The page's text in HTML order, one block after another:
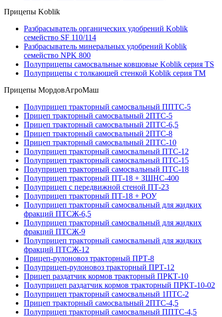
Прицепы Koblik
Разбрасыватель органических удобрений Koblik
семейство SF 110/114
Разбрасыватель минеральных удобрений Koblik
семейство NPK 800
Полуприцепы самосвальные ковшовые Koblik серия TS
Полуприцепы с толкающей стенкой Koblik серия TM
Прицепы МордовАгроМаш
Полуприцеп тракторный самосвальный ППТС-5
Прицеп тракторный самосвальный 2ПТС-5
Прицеп тракторный самосвальный 2ПТС-6,5
Прицеп тракторный самосвальный 2ПТС-8
Прицеп тракторный самосвальный 2ПТС-10
Полуприцеп тракторный самосвальный ПТС-12
Полуприцеп тракторный самосвальный ПТС-15
Полуприцеп тракторный самосвальный ПТС-18
Полуприцеп тракторный ПТ-18 + ЗШНС-400
Полуприцеп с передвижной стеной ПТ-23
Полуприцеп тракторный ПТ-18 + РОУ
Полуприцеп тракторный самосвальный для жидких
фракций ПТСЖ-6,5
Полуприцеп тракторный самосвальный для жидких
фракций ПТСЖ-9
Полуприцеп тракторный самосвальный для жидких
фракций ПТСЖ-12
Прицеп-рулоновоз тракторный ПРТ-8
Полуприцеп-рулоновоз тракторный ПРТ-12
Прицеп раздатчик кормов тракторный ПРКТ-10
Полуприцеп раздатчик кормов тракторный ПРКТ-10-02
Полуприцеп тракторный самосвальный 1ПТС-2
Прицеп тракторный самосвальный 2ПТС-4,5
Полуприцеп тракторный самосвальный ППТС-4,5